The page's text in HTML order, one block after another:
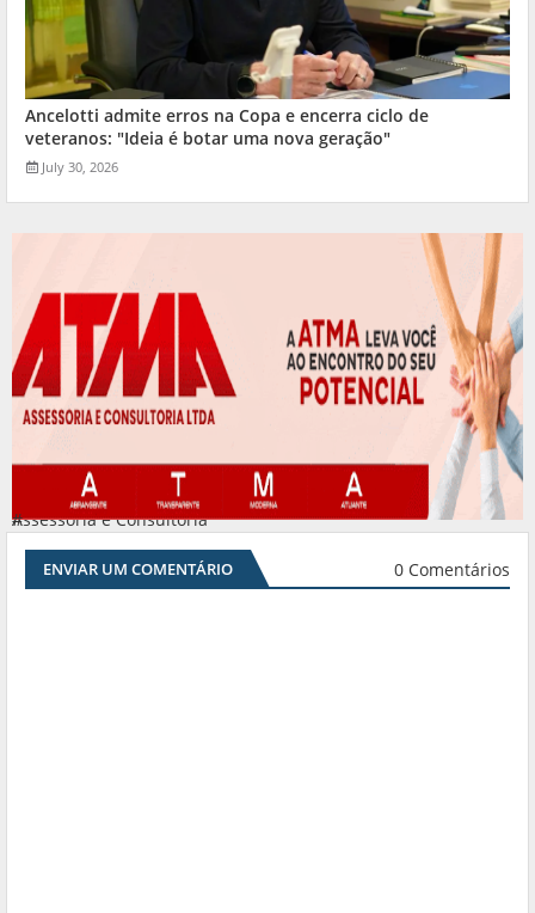
Ancelotti admite erros na Copa e encerra ciclo de
veteranos: "Ideia é botar uma nova geração"
July 30, 2026
Assessoria e Consultoria
#
ENVIAR UM COMENTÁRIO 0 Comentários